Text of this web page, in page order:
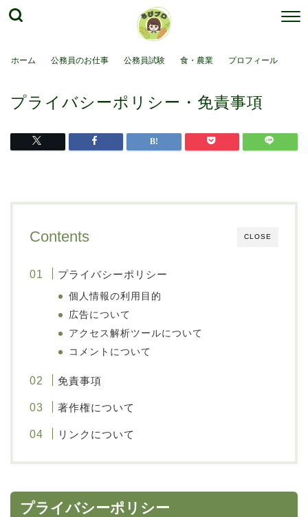
ホーム 公務員のお仕事 公務員試験 食・農業 プロフィール
プライバシーポリシー・免責事項
CLOSE
Contents
プライバシーポリシー
個人情報の利用目的
広告について
アクセス解析ツールについて
コメントについて
免責事項
著作権について
リンクについて
プライバシーポリシー